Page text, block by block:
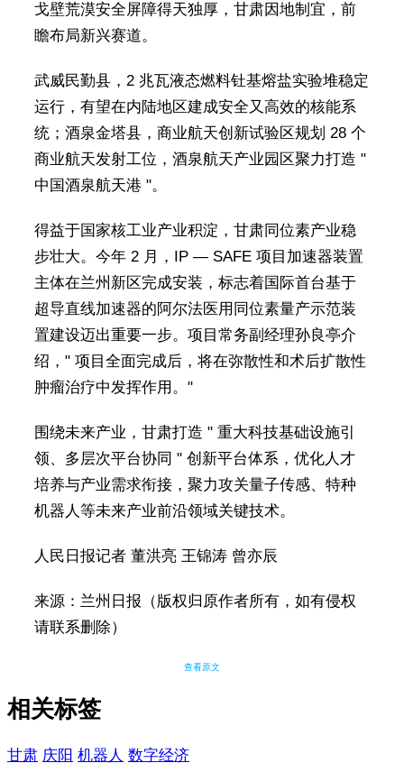
戈壁荒漠安全屏障得天独厚，甘肃因地制宜，前
瞻布局新兴赛道。
武威民勤县，2 兆瓦液态燃料钍基熔盐实验堆稳定
运行，有望在内陆地区建成安全又高效的核能系
统；酒泉金塔县，商业航天创新试验区规划 28 个
商业航天发射工位，酒泉航天产业园区聚力打造 "
中国酒泉航天港 "。
得益于国家核工业产业积淀，甘肃同位素产业稳
步壮大。今年 2 月，IP — SAFE 项目加速器装置
主体在兰州新区完成安装，标志着国际首台基于
超导直线加速器的阿尔法医用同位素量产示范装
置建设迈出重要一步。项目常务副经理孙良亭介
绍，" 项目全面完成后，将在弥散性和术后扩散性
肿瘤治疗中发挥作用。"
围绕未来产业，甘肃打造 " 重大科技基础设施引
领、多层次平台协同 " 创新平台体系，优化人才
培养与产业需求衔接，聚力攻关量子传感、特种
机器人等未来产业前沿领域关键技术。
人民日报记者 董洪亮 王锦涛 曾亦辰
来源：兰州日报（版权归原作者所有，如有侵权
请联系删除）
查看原文
相关标签
甘肃 庆阳 机器人 数字经济